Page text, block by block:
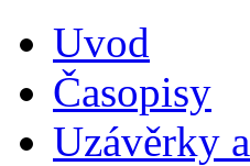
Uvod
Časopisy
Uzávěrky